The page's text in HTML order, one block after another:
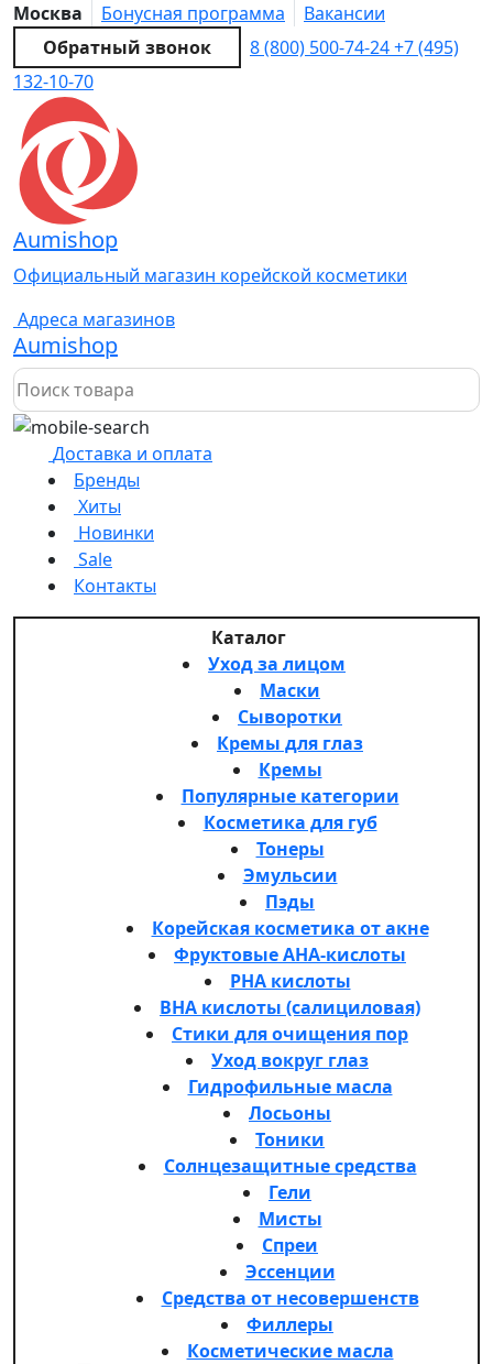
Москва Бонусная программа
Вакансии
Обратный звонок
8 (800) 500-74-24+7 (495)
132-10-70
Aumishop
Официальный магазин корейской косметики
Адреса магазинов
Aumishop
Доставка и оплата
Бренды
Хиты
Новинки
Sale
Контакты
Каталог
Уход за лицом
Маски
Сыворотки
Кремы для глаз
Кремы
Популярные категории
Косметика для губ
Тонеры
Эмульсии
Пэды
Корейская косметика от акне
Фруктовые AHA-кислоты
PHA кислоты
BHA кислоты (салициловая)
Стики для очищения пор
Уход вокруг глаз
Гидрофильные масла
Лосьоны
Тоники
Солнцезащитные средства
Гели
Мисты
Спреи
Эссенции
Средства от несовершенств
Филлеры
Косметические масла